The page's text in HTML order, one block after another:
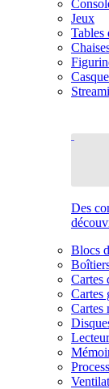
Jeux
Tables
Des
Blocs
Cartes
Cartes
Cartes